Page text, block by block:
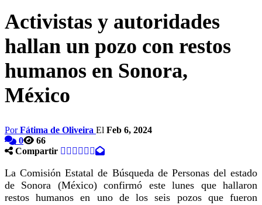
Activistas y autoridades
hallan un pozo con restos
humanos en Sonora,
México
PorFátima de Oliveira El Feb 6, 2024
0
66
Compartir
La Comisión Estatal de Búsqueda de Personas del estado
de Sonora (México) confirmó este lunes que hallaron
restos humanos en uno de los seis pozos que fueron